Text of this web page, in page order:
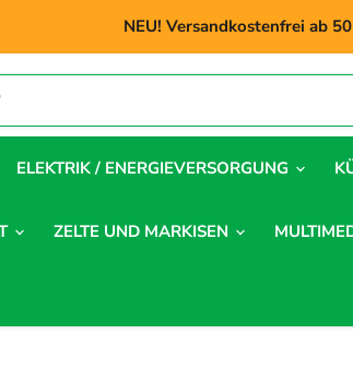
NEU! Versandkostenfrei ab
ELEKTRIK / ENERGIEVERSORGUNG
ZELTE UND MARKISEN